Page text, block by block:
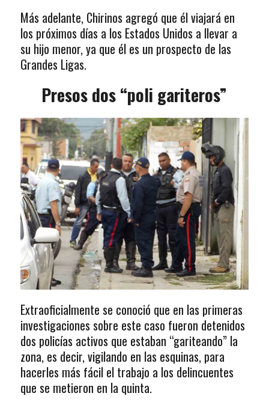
Más adelante, Chirinos agregó que él viajará en
los próximos días a los Estados Unidos a llevar a
su hijo menor, ya que él es un prospecto de las
Grandes Ligas.
Presos dos “poli gariteros”
Extraoficialmente se conoció que en las primeras
investigaciones sobre este caso fueron detenidos
dos policías activos que estaban “gariteando” la
zona, es decir, vigilando en las esquinas, para
hacerles más fácil el trabajo a los delincuentes
que se metieron en la quinta.